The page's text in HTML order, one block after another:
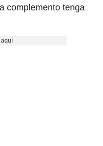
complemento tenga
aquí